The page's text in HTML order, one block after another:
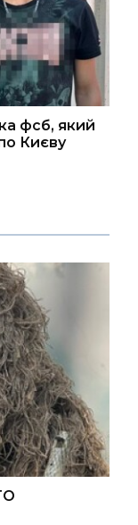
фсб, який
Києву